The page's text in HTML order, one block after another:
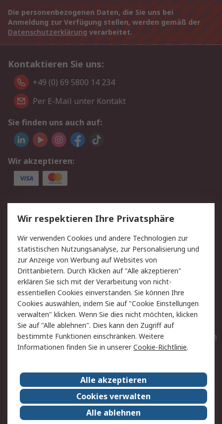
Die personenbezogenen Daten, die Sie uns bei
Anmeldung zur Verfügung stellen, werden gemäß der
Datenschutzerklärung verarbeitet.
Kontaktieren Sie uns:
+49 (0) 69 5800 14 234
Per E-Mail unter Kontakt
Sie finden uns auch auf:
Wir akzeptieren:
Service
Value Added Services
Lieferlösungen
Rücksendungen
Kontakt
Hilfe
Privatkunden
Rechtliches
AGB
Datenschutz
Cookie-Richtlinie
Zahlungsbedingungen
Copyright/Impressum
Entsorgung
Elektrogeräte/Batterien
RS weltweit
Karriere bei RS
Nachhaltigkeit
Qualität/Umwelt/ZertifikatePresse-Center
Event-Center
Wir respektieren Ihre Privatsphäre
Wir verwenden Cookies und andere Technologien zur
statistischen Nutzungsanalyse, zur Personalisierung und
zur Anzeige von Werbung auf Websites von
Drittanbietern. Durch Klicken auf "Alle akzeptieren"
erklären Sie sich mit der Verarbeitung von nicht-
essentiellen Cookies einverstanden. Sie können Ihre
Cookies auswählen, indem Sie auf "Cookie Einstellungen
verwalten" klicken. Wenn Sie dies nicht möchten, klicken
Sie auf "Alle ablehnen". Dies kann den Zugriff auf
bestimmte Funktionen einschränken. Weitere
Informationen finden Sie in unsererCookie-Richtlinie.
Alle akzeptieren
Cookies verwalten
Alle ablehnen